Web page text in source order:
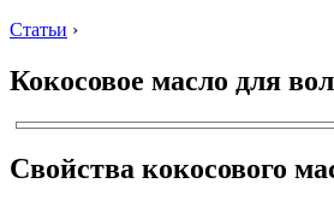
Статьи ›
Кокосовое масло для
Свойства кокосового